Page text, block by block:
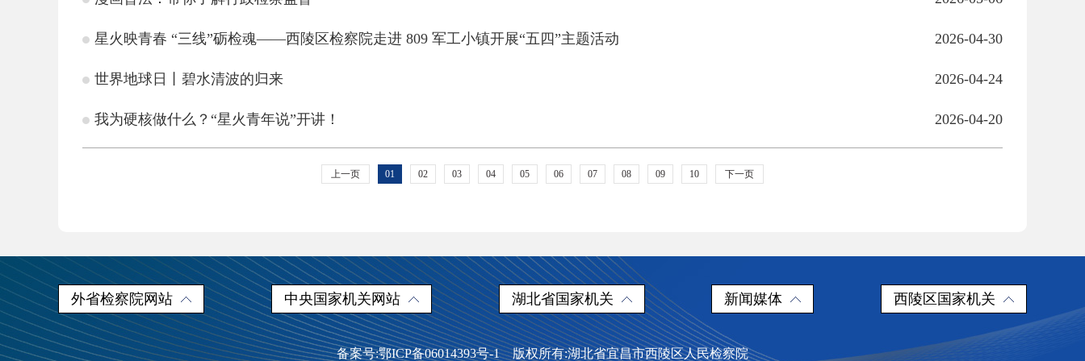
2026-04-30
星火映青春 “三线”砺检魂——西陵区检察院走进 809 军工小镇开展“五四”主题活动
2026-04-24
世界地球日丨碧水清波的归来
2026-04-20
我为硬核做什么？“星火青年说”开讲！
上一页 01 02 03 04 05 06 07 08 09 10 下一页
外省检察院网站 中央国家机关网站 湖北省国家机关 新闻媒体 西陵区国家机关
备案号:鄂ICP备06014393号-1 版权所有:湖北省宜昌市西陵区人民检察院